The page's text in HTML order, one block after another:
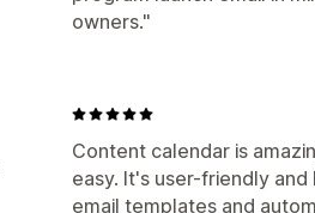
owners."
Content calendar is
easy. It's user-friendly
email templates and